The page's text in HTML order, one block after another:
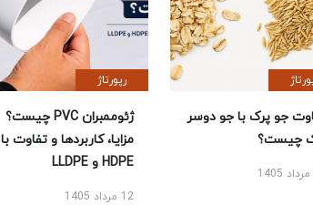
جو پرک با جو دوسر
چیست؟
رپورتاژ
ژئوممبران PVC چیست؟
مزایا، کاربردها و تفاوت با
HDPE و LLDPE
12 مرداد 1405